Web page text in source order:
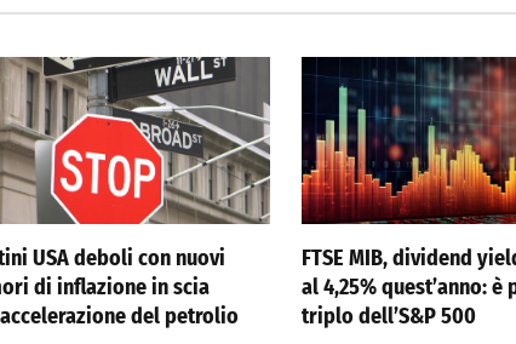
USA deboli con nuovi
di inflazione in scia
del petrolio
FTSE MIB, dividend
al 4,25% quest’anno: è
triplo dell’S&P 500